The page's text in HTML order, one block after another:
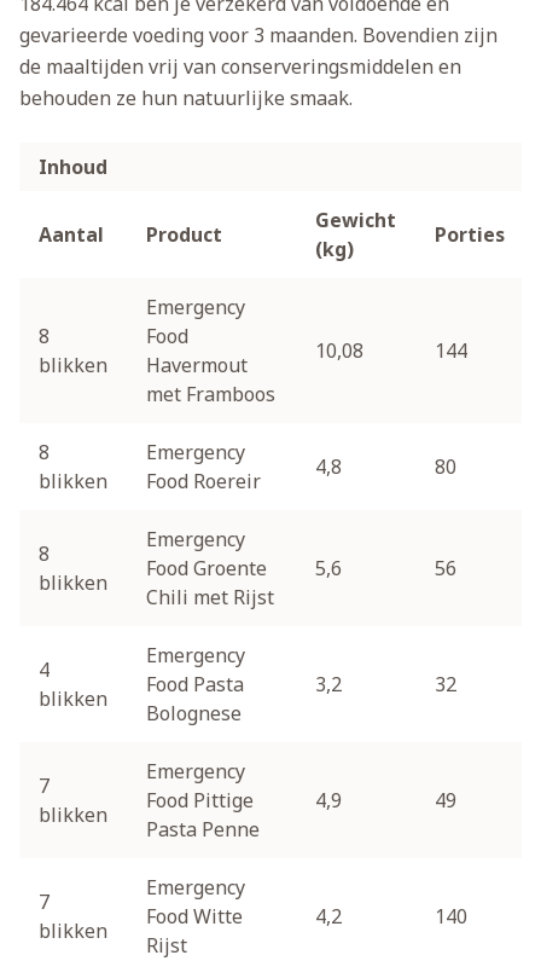
gevarieerde voeding voor 3 maanden. Bovendien zijn
de maaltijden vrij van conserveringsmiddelen en
behouden ze hun natuurlijke smaak.
Inhoud
Aantal Product
Gewicht
(kg)
Porties
8
blikken
Emergency
Food
Havermout
met Framboos
10,08 144
8
blikken
Emergency
Food Roereir
4,8 80
8
blikken
Emergency
Food Groente
Chili met Rijst
5,6 56
4
blikken
Emergency
Food Pasta
Bolognese
3,2 32
7
blikken
Emergency
Food Pittige
Pasta Penne
4,9 49
7
blikken
Emergency
Food Witte
Rijst
4,2 140